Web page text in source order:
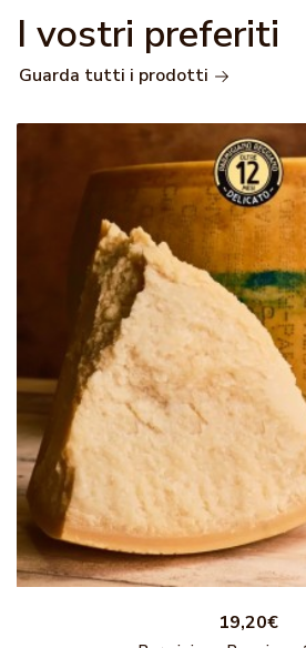
I vostri preferiti
Guarda tutti i prodotti
19,20€